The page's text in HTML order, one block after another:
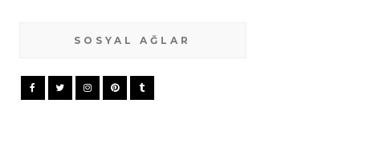
SOSYAL AĞLAR